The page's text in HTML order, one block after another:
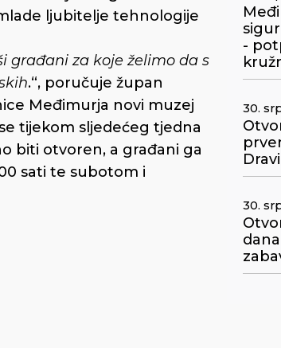
ljubitelje tehnologije
građani za koje želimo da s
.“, poručuje župan
Međimurja novi muzej
tijekom sljedećeg tjedna
biti otvoren, a građani ga
sati te subotom i
-
30.
Dravi
30.